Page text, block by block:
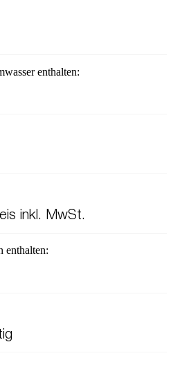
enthalten:
inkl. MwSt.
enthalten: